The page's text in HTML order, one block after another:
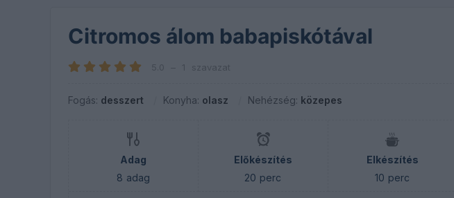
Citromos álom babapiskótával
5.0 – 1 szavazat
Fogás: desszert Konyha: olasz Nehézség: közepes
Adag
8 adag
Előkészítés
20 perc
Elkészítés
10 perc